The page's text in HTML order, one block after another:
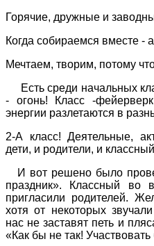
Горячие, дружные и
Когда собираемся вместе -
Мечтаем, творим, потому
Есть среди начальных
- огонь! Класс -
энергии разлетаются в
2-А класс! Деятельные,
дети, и родители, и
И вот решено было
праздник». Классный во
пригласили родителей.
хотя от некоторых
нас не заставят петь и
«Как бы не так! Участвовать